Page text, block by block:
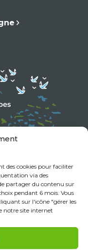
des cookies pour faciliter
via des
partager du contenu sur
pendant 6 mois. Vous
sur l'icône "gérer les
notre site internet